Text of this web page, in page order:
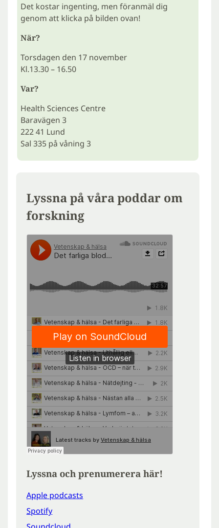
Det kostar ingenting, men föranmäl dig
genom att klicka på bilden ovan!
När?
Torsdagen den 17 november
Kl.13.30 – 16.50
Var?
Health Sciences Centre
Baravägen 3
222 41 Lund
Sal 335 på våning 3
Lyssna på våra poddar om
forskning
Lyssna och prenumerera här!
Apple podcasts
Spotify